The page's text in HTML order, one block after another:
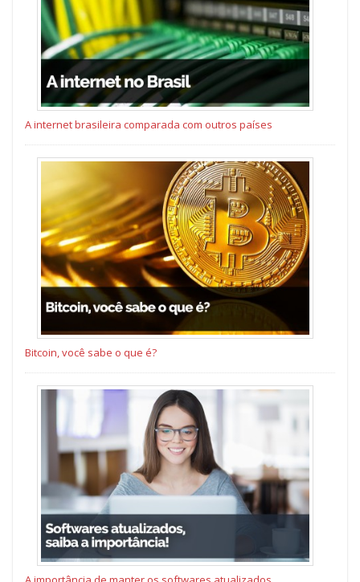
A internet brasileira comparada com outros países
Bitcoin, você sabe o que é?